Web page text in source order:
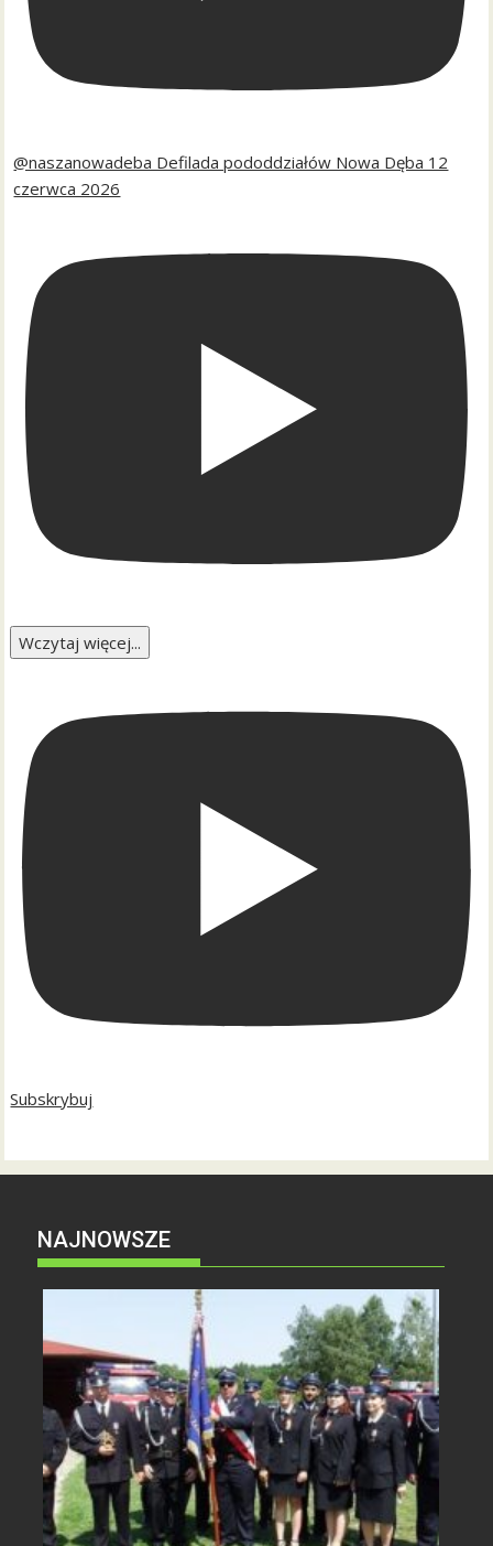
@naszanowadeba Defilada pododdziałów Nowa Dęba 12
czerwca 2026
Wczytaj więcej...
Subskrybuj
NAJNOWSZE